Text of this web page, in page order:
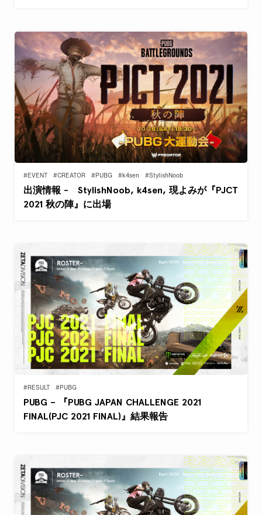
#EVENT #CREATOR #PUBG #k4sen #StylishNoob
出演情報 - StylishNoob, k4sen, 現よみが『PJCT
2021 秋の陣』に出場
#RESULT #PUBG
PUBG – 『PUBG JAPAN CHALLENGE 2021
FINAL(PJC 2021 FINAL)』結果報告